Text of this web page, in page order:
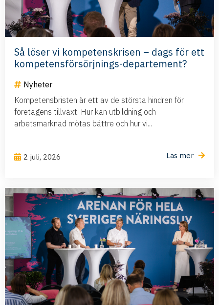
Så löser vi kompetenskrisen – dags för ett
kompetensförsörjnings-departement?
Nyheter
Kompetensbristen är ett av de största hindren för
företagens tillväxt. Hur kan utbildning och
arbetsmarknad mötas bättre och hur vi...
2 juli, 2026 Läs mer